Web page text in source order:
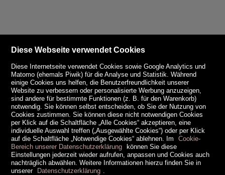
Diese Webseite verwendet Cookies
Diese Internetseite verwendet Cookies sowie Google Analytics und
Matomo (ehemals Piwik) für die Analyse und Statistik. Während
einige Cookies uns helfen, die Benutzerfreundlichkeit unserer
Website zu verbessern oder personalisierte Werbung anzuzeigen,
sind andere für bestimmte Funktionen (z. B. für den Warenkorb)
notwendig. Sie können selbst entscheiden, ob Sie der Nutzung von
Cookies zustimmen. Sie können diese nicht notwendigen Cookies
per Klick auf die Schaltfläche „Alle Cookies“ akzeptieren, eine
individuelle Auswahl treffen („Ausgewählte Cookies“) oder per Klick
auf die Schaltfläche „Notwendige Cookies“ ablehnen. Im
Cookie-
Bereich unserer Datenschutzerklärung können Sie diese
Einstellungen jederzeit wieder aufrufen, anpassen und Cookies auch
nachträglich abwählen. Weitere Informationen hierzu finden Sie in
unserer Datenschutzerklärung